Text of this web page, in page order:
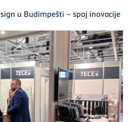
u Budimpešti – spoj inovacije